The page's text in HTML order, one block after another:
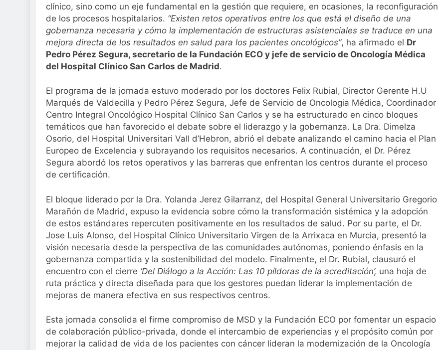
clínico, sino como un eje fundamental en la gestión que requiere, en ocasiones, la reconfiguración
de los procesos hospitalarios. “Existen retos operativos entre los que está el diseño de una
gobernanza necesaria y cómo la implementación de estructuras asistenciales se traduce en una
mejora directa de los resultados en salud para los pacientes oncológicos”, ha afirmado el Dr
Pedro Pérez Segura, secretario de la Fundación ECO y jefe de servicio de Oncología Médica
del Hospital Clínico San Carlos de Madrid.
El programa de la jornada estuvo moderado por los doctores Felix Rubial, Director Gerente H.U
Marqués de Valdecilla y Pedro Pérez Segura, Jefe de Servicio de Oncologia Médica, Coordinador
Centro Integral Oncológico Hospital Clínico San Carlos y se ha estructurado en cinco bloques
temáticos que han favorecido el debate sobre el liderazgo y la gobernanza. La Dra. Dimelza
Osorio, del Hospital Universitari Vall d’Hebron, abrió el debate analizando el camino hacia el Plan
Europeo de Excelencia y subrayando los requisitos necesarios. A continuación, el Dr. Pérez
Segura abordó los retos operativos y las barreras que enfrentan los centros durante el proceso
de certificación.
El bloque liderado por la Dra. Yolanda Jerez Gilarranz, del Hospital General Universitario Gregorio
Marañón de Madrid, expuso la evidencia sobre cómo la transformación sistémica y la adopción
de estos estándares repercuten positivamente en los resultados de salud. Por su parte, el Dr.
Jose Luis Alonso, del Hospital Clínico Universitario Virgen de la Arrixaca en Murcia, presentó la
visión necesaria desde la perspectiva de las comunidades autónomas, poniendo énfasis en la
gobernanza compartida y la sostenibilidad del modelo. Finalmente, el Dr. Rubial, clausuró el
encuentro con el cierre ‘Del Diálogo a la Acción: Las 10 píldoras de la acreditación’, una hoja de
ruta práctica y directa diseñada para que los gestores puedan liderar la implementación de
mejoras de manera efectiva en sus respectivos centros.
Esta jornada consolida el firme compromiso de MSD y la Fundación ECO por fomentar un espacio
de colaboración público-privada, donde el intercambio de experiencias y el propósito común por
mejorar la calidad de vida de los pacientes con cáncer lideran la modernización de la Oncología